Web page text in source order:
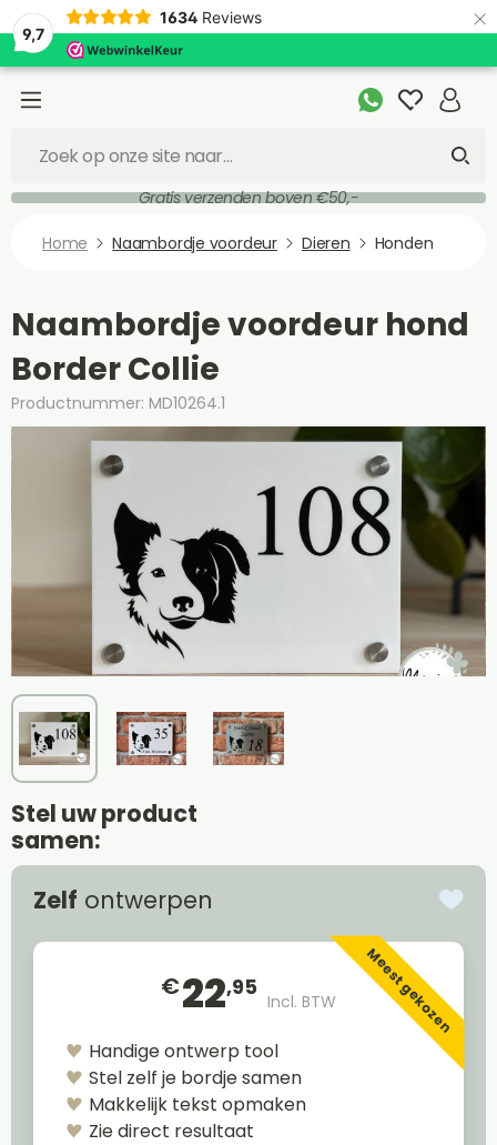
9,7
1634 Reviews ×
Gratis verzenden boven €50,-
Home Naambordje voordeur Dieren Honden
Naambordje voordeur hond
Border Collie
Productnummer: MD10264.1
Stel uw product
samen:
Zelf ontwerpen
€22,95
Incl. BTW Meest gekozen
Handige ontwerp tool
Stel zelf je bordje samen
Makkelijk tekst opmaken
Zie direct resultaat